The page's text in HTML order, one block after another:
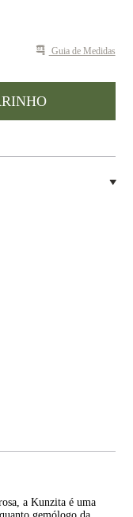
a Kunzita é uma
Guia de Medidas